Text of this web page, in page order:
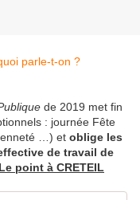
de 2019 met fin
: journée Fête
…) et oblige les
de travail de
Le point à CRETEIL